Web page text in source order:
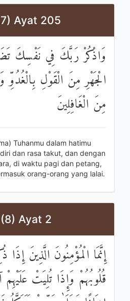
Ayat 205
وَاذْكُرْ رَبَّكَ فِي نَفْسِكَ
الْجَهْرِ مِنَ الْقَوْلِ
مِنَ الْغَافِلِينَ
Tuhanmu dalam hatimu
dan rasa takut, dan dengan
di waktu pagi dan petang,
orang-orang yang lalai.
Ayat 2
إِنَّمَا الْمُؤْمِنُونَ الَّذِينَ
قُلُوبُهُمْ وَإِذَا تُلِيَتْ عَلَيْهِمْ